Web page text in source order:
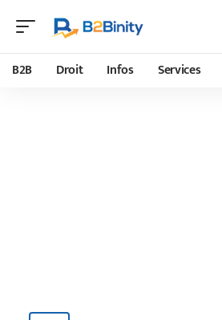
B2B Droit Infos Services